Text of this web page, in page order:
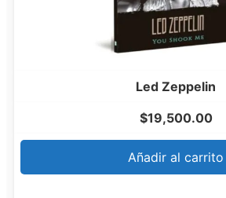
Led Zeppelin
$19,500.00
Añadir al carrito